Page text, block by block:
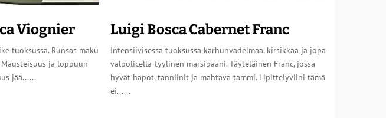
Viognier
tuoksussa. Runsas maku
ja loppuun
jää......
Luigi Bosca Cabernet Franc
Intensiivisessä tuoksussa karhunvadelmaa, kirsikkaa ja jopa
valpolicella-tyylinen marsipaani. Täyteläinen Franc, jossa
hyvät hapot, tanniinit ja mahtava tammi. Lipittelyviini tämä
ei......